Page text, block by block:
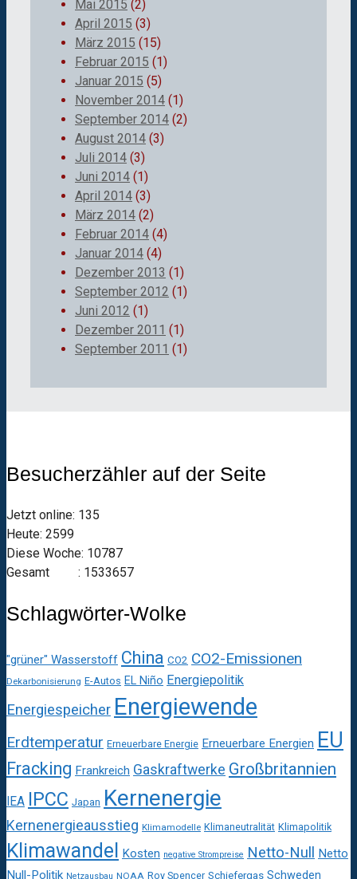
Mai 2015 (2)
April 2015 (3)
März 2015 (15)
Februar 2015 (1)
Januar 2015 (5)
November 2014 (1)
September 2014 (2)
August 2014 (3)
Juli 2014 (3)
Juni 2014 (1)
April 2014 (3)
März 2014 (2)
Februar 2014 (4)
Januar 2014 (4)
Dezember 2013 (1)
September 2012 (1)
Juni 2012 (1)
Dezember 2011 (1)
September 2011 (1)
Besucherzähler auf der Seite
Jetzt online: 135
Heute: 2599
Diese Woche: 10787
Gesamt : 1533657
Schlagwörter-Wolke
"grüner" Wasserstoff China CO2 CO2-Emissionen
Dekarbonisierung E-Autos EL Niño Energiepolitik
Energiespeicher Energiewende
Erdtemperatur Erneuerbare Energie Erneuerbare Energien EU
Fracking Frankreich Gaskraftwerke Großbritannien
IEA IPCC Japan Kernenergie
Kernenergieausstieg Klimamodelle Klimaneutralität Klimapolitik
Klimawandel Kosten negative Strompreise Netto-Null Netto
Null-Politik Netzausbau NOAA Roy Spencer Schiefergas Schweden